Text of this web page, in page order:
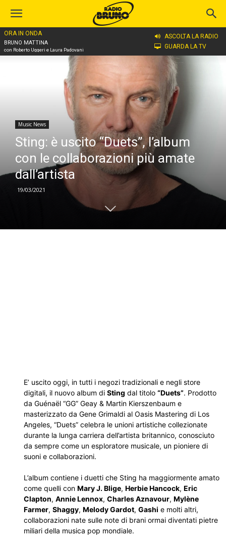
ORA IN ONDA
BRUNO MATTINA
con Roberto Uggeri e Laura Padovani
ASCOLTA LA RADIO
GUARDA LA TV
Home
Music News
Sting: è uscito “Duets”, l’album
con le collaborazioni più amate
dall’artista
19/03/2021
E’ uscito oggi, in tutti i negozi tradizionali e negli store
digitali, il nuovo album di Sting dal titolo “Duets”. Prodotto
da Guénaël “GG” Geay & Martin Kierszenbaum e
masterizzato da Gene Grimaldi al Oasis Mastering di Los
Angeles, “Duets” celebra le unioni artistiche collezionate
durante la lunga carriera dell’artista britannico, conosciuto
da sempre come un esploratore musicale, un pioniere di
suoni e collaborazioni.
L’album contiene i duetti che Sting ha maggiormente amato
come quelli con Mary J. Blige, Herbie Hancock, Eric
Clapton, Annie Lennox, Charles Aznavour, Mylène
Farmer, Shaggy, Melody Gardot, Gashi e molti altri,
collaborazioni nate sulle note di brani ormai diventati pietre
miliari della musica pop mondiale.